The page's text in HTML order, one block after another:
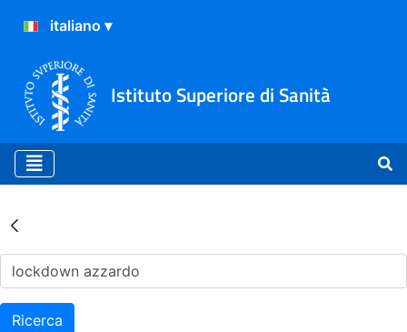
Istituto Superiore di Sanità
Risultati della Ricerca -
Ricerca